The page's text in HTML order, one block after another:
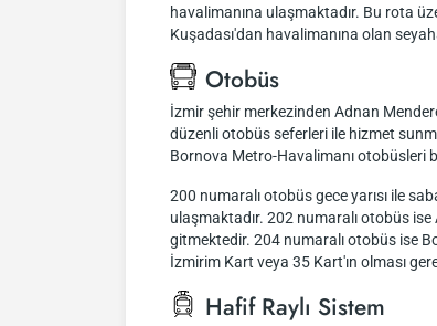
havalimanına ulaşmaktadır. Bu rota
Kuşadası'dan havalimanına olan
Otobüs
İzmir şehir merkezinden Adnan
düzenli otobüs seferleri ile hizmet
Bornova Metro-Havalimanı otobüsleri
200 numaralı otobüs gece yarısı ile
ulaşmaktadır. 202 numaralı otobüs
gitmektedir. 204 numaralı otobüs ise
İzmirim Kart veya 35 Kart'ın olması
Hafif Raylı Sistem